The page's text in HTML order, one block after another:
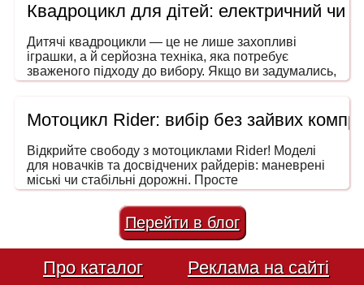
Квадроцикл для дітей: електричний чи
Дитячі квадроцикли — це не лише захопливі
іграшки, а й серйозна техніка, яка потребує
зваженого підходу до вибору. Якщо ви задумались,
як обрати квадроцикл для дитини, то ця інструкція
та в межах вашого бюджету. Адже йдеться не
просто про розвагу — мова про безпечний
транспорт, що розвиває координацію, увагу та
навички водіння ще змалечку.
Мотоцикл Rider: вибір без зайвих
Відкрийте свободу з мотоциклами Rider! Моделі
для новачків та досвідчених райдерів: маневрені
міські чи стабільні дорожні. Просте
обслуговування та низька вартість володіння.
Перейти в блог
Про каталог Реклама на сайті